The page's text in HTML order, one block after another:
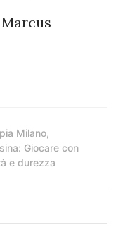
Milano,
Giocare con
e durezza